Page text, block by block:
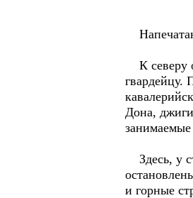
К северу
гвардейцу.
Дона,
Здесь, у
и горные